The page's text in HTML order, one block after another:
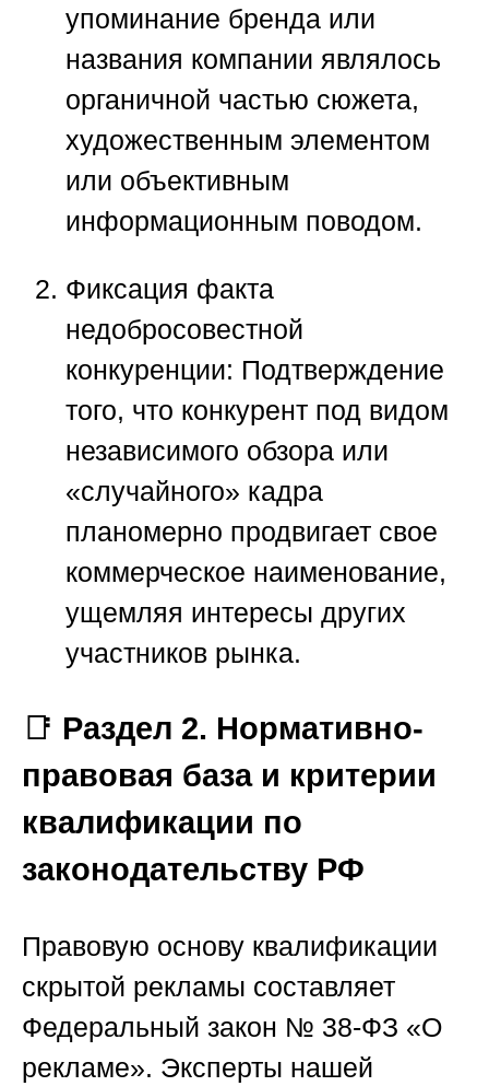
упоминание бренда или
названия компании являлось
органичной частью сюжета,
художественным элементом
или объективным
информационным поводом.
Фиксация факта
недобросовестной
конкуренции: Подтверждение
того, что конкурент под видом
независимого обзора или
«случайного» кадра
планомерно продвигает свое
коммерческое наименование,
ущемляя интересы других
участников рынка.
📑 Раздел 2. Нормативно-
правовая база и критерии
квалификации по
законодательству РФ
Правовую основу квалификации
скрытой рекламы составляет
Федеральный закон № 38-ФЗ «О
рекламе». Эксперты нашей